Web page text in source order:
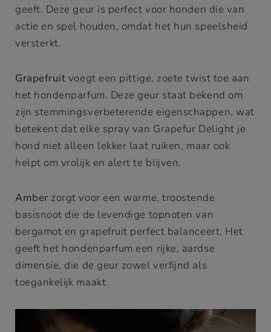
geeft. Deze geur is perfect voor honden die van
actie en spel houden, omdat het hun speelsheid
versterkt.
Grapefruit voegt een pittige, zoete twist toe aan
het hondenparfum. Deze geur staat bekend om
zijn stemmingsverbeterende eigenschappen, wat
betekent dat elke spray van Grapefur Delight je
hond niet alleen lekker laat ruiken, maar ook
helpt om vrolijk en alert te blijven.
Amber zorgt voor een warme, troostende
basisnoot die de levendige topnoten van
bergamot en grapefruit perfect balanceert. Het
geeft het hondenparfum een rijke, aardse
dimensie, die de geur zowel verfijnd als
toegankelijk maakt.